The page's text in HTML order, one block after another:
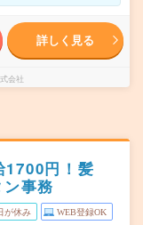
詳しく見る
会社
1700円！髪
事務
が休み WEB登録OK